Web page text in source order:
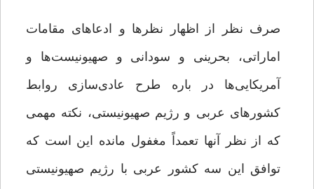
صرف نظر از اظهار نظرها و ادعاهای مقامات
اماراتی، بحرینی و سودانی و صهیونیست‌ها و
آمریکایی‌ها در باره طرح عادی‌سازی روابط
کشورهای عربی و رژیم صهیونیستی، نکته مهمی
که از نظر آنها تعمداً مغفول مانده این است که
توافق این سه کشور عربی با رژیم صهیونیستی